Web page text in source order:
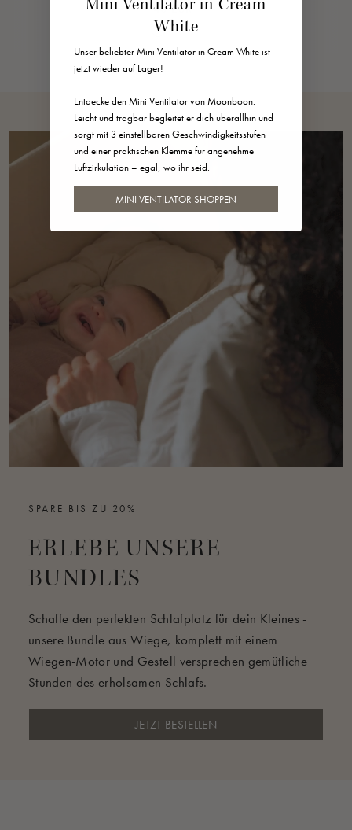
40 EUR
Cream WhiteLunar RockRose Cloud
SPARE BIS ZU 20%
ERLEBE UNSERE
BUNDLES
Schaffe den perfekten Schlafplatz für dein Kleines -
unsere Bundle aus Wiege, komplett mit einem
Wiegen-Motor und Gestell versprechen gemütliche
Stunden des erholsamen Schlafs.
JETZT BESTELLEN
White
Unser beliebter Mini Ventilator in Cream White ist
jetzt wieder auf Lager!
Entdecke den Mini Ventilator von Moonboon.
Leicht und tragbar begleitet er dich überallhin und
sorgt mit 3 einstellbaren Geschwindigkeitsstufen
und einer praktischen Klemme für angenehme
Luftzirkulation – egal, wo ihr seid.
MINI VENTILATOR SHOPPEN